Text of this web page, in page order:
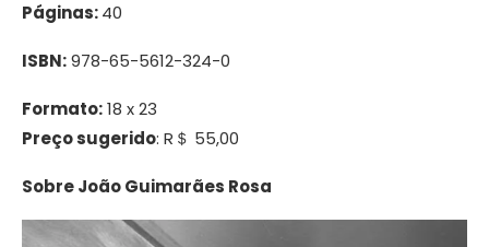
Páginas:40
ISBN:978-65-5612-324-0
Formato:18 x 23
Preço sugerido: R＄ 55,00
Sobre João Guimarães Rosa